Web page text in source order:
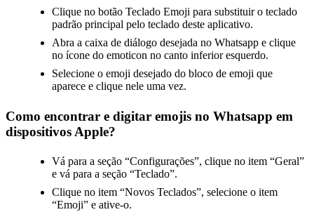
Clique no botão Teclado Emoji para substituir o teclado
padrão principal pelo teclado deste aplicativo.
Abra a caixa de diálogo desejada no Whatsapp e clique
no ícone do emoticon no canto inferior esquerdo.
Selecione o emoji desejado do bloco de emoji que
aparece e clique nele uma vez.
Como encontrar e digitar emojis no Whatsapp em
dispositivos Apple?
Vá para a seção “Configurações”, clique no item “Geral”
e vá para a seção “Teclado”.
Clique no item “Novos Teclados”, selecione o item
“Emoji” e ative-o.